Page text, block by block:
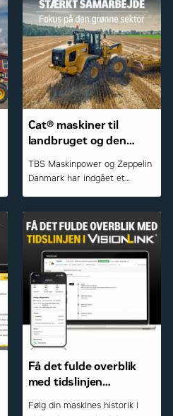
Cat® maskiner til
landbruget og den
TBS Maskinpower og Zeppelin
Danmark har indgået et
Få det fulde overblik
med tidslinjen
Følg din maskines historik i